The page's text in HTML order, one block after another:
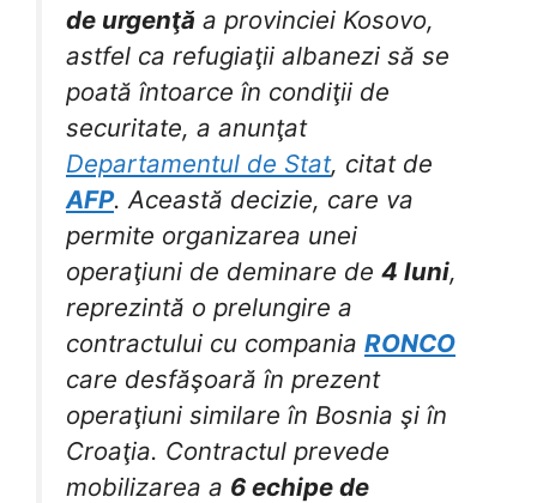
de urgenţă a provinciei Kosovo,
astfel ca refugiaţii albanezi să se
poată întoarce în condiţii de
securitate, a anunţat
Departamentul de Stat, citat de
AFP. Această decizie, care va
permite organizarea unei
operaţiuni de deminare de 4 luni,
reprezintă o prelungire a
contractului cu compania RONCO
care desfăşoară în prezent
operaţiuni similare în Bosnia şi în
Croaţia. Contractul prevede
mobilizarea a 6 echipe de